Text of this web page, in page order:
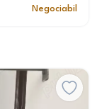
Negociabil